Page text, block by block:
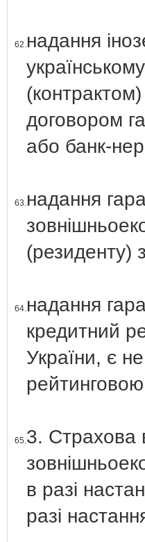
62.надання
договором
або банк-
63.надання
(резиденту)
64.надання
кредитний
України, є
65.3. Страхова
в разі
разі